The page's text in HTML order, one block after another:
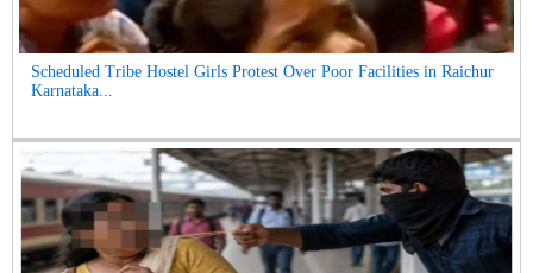
Scheduled Tribe Hostel Girls Protest Over Poor Facilities in Raichur
Karnataka...